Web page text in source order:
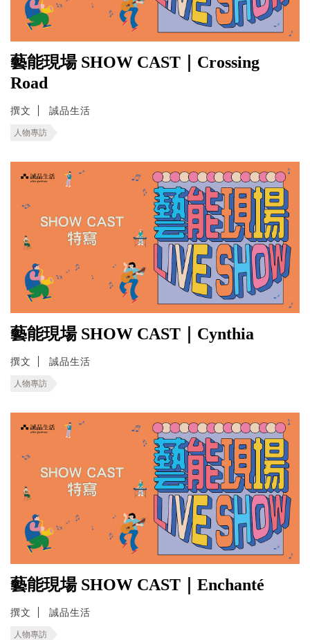
藝能現場 SHOW CAST｜Crossing
Road
撰文 誠品生活
人物專訪
藝能現場 SHOW CAST｜Cynthia
撰文 誠品生活
人物專訪
藝能現場 SHOW CAST｜Enchanté
撰文 誠品生活
人物專訪